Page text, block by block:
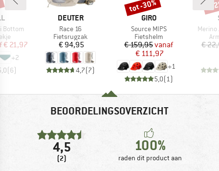
Bottom
prijs
€ 21,97
+2
(6)
MERK
DEUTER
Artikel
Race 16
Productgroep
Fietsrugzak
Prijs
€ 94,95
4,7(7)
MERK
GIRO
Artikel
Source MIPS
Productgroep
Fietshelm
Prijs
€ 159,95Verlaagde prijs
vanaf
€ 111,97
+1
5,0(1 )
Korting
tot -30%
Artikel
€
-
BEOORDELINGSOVERZICHT
4,5
(2)
100%
raden dit product aan